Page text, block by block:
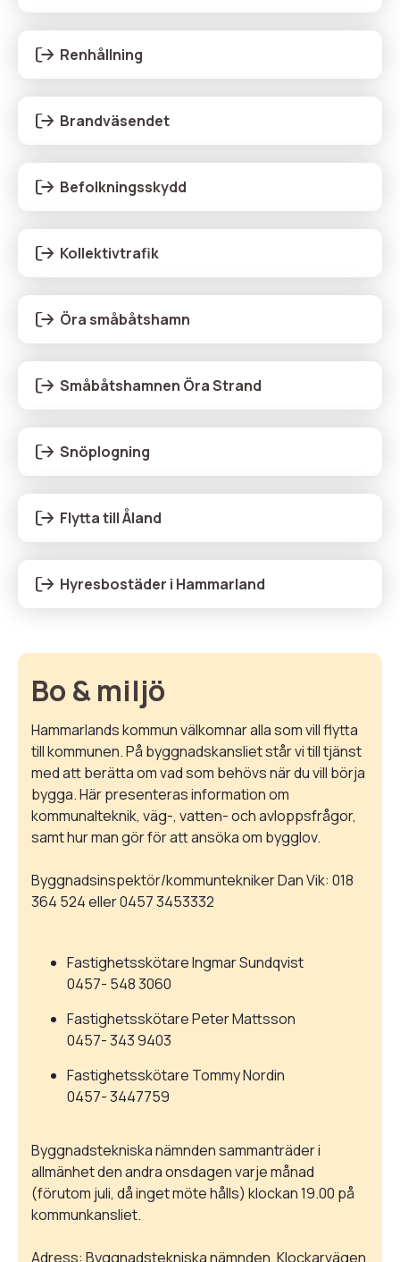
Renhållning
Brandväsendet
Befolkningsskydd
Kollektivtrafik
Öra småbåtshamn
Småbåtshamnen Öra Strand
Snöplogning
Flytta till Åland
Hyresbostäder i Hammarland
Bo & miljö
Hammarlands kommun välkomnar alla som vill flytta
till kommunen. På byggnadskansliet står vi till tjänst
med att berätta om vad som behövs när du vill börja
bygga. Här presenteras information om
kommunalteknik, väg-, vatten- och avloppsfrågor,
samt hur man gör för att ansöka om bygglov.
Byggnadsinspektör/kommuntekniker Dan Vik: 018
364 524 eller 0457 3453332
Fastighetsskötare Ingmar Sundqvist
0457- 548 3060
Fastighetsskötare Peter Mattsson
0457- 343 9403
Fastighetsskötare Tommy Nordin
0457- 3447759
Byggnadstekniska nämnden sammanträder i
allmänhet den andra onsdagen varje månad
(förutom juli, då inget möte hålls) klockan 19.00 på
kommunkansliet.
Adress: Byggnadstekniska nämnden, Klockarvägen